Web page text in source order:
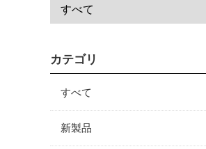
カテゴリ
すべて
新製品